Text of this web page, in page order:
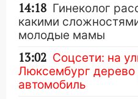
14:18 Гинеколог
какими
молодые мамы
13:02 Соцсети: на
Люксембург дерево
автомобиль